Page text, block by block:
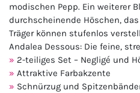
modischen Pepp. Ein weiterer
durchscheinende Höschen,
Träger können stufenlos
Andalea Dessous: Die feine,
2-teiliges Set – Negligé und
Attraktive Farbakzente
Schnürzug und